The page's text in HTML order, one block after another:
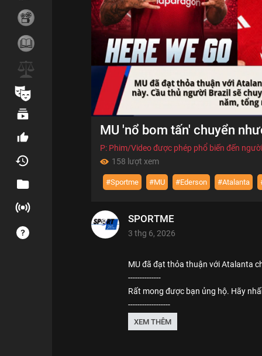
0%
MU 'nổ bom tấn' chuyển
P: Phim/Video được phép phổ biến đến
158 lượt xem
#Sportme #MU #Ederson #Atalanta
SPORTME
3 thg 6, 2026
MU đã đạt thỏa thuận với Atalanta
--------------
Rất mong được bạn ủng hộ. Hãy
------------------
SPORTME! là nơi tổng hợp những
nổi tiếng ở Việt Nam và trên khắp
XEM THÊM